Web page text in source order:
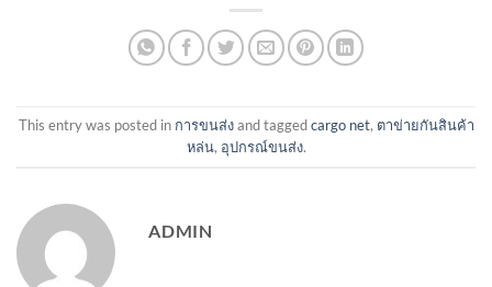
This entry was posted in การขนส่งand taggedcargo net, ตาข่ายกันสินค้า
หล่น, อุปกรณ์ขนส่ง.
ADMIN